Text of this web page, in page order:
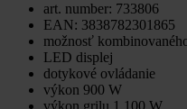
art. number: 733806
EAN: 3838782301865
možnosť
LED displej
dotykové ovládanie
výkon 900 W